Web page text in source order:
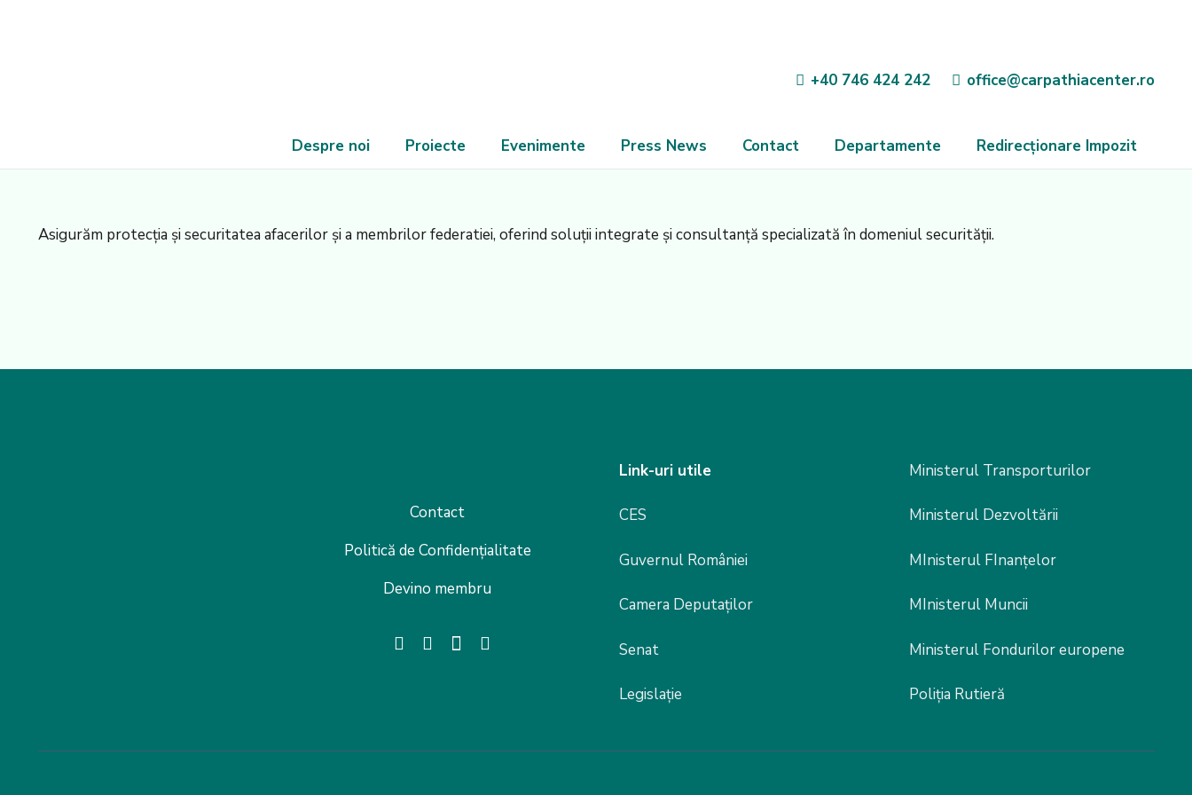
+40 746 424 242 office@carpathiacenter.ro
Despre noi Proiecte Evenimente Press News Contact Departamente Redirecționare Impozit
Asigurăm protecția și securitatea afacerilor și a membrilor federatiei, oferind soluții integrate și consultanță specializată în domeniul securității.
Contact
Politică de Confidențialitate
Devino membru
Link-uri utile
CES
Guvernul României
Camera Deputaților
Senat
Legislație
Ministerul Transporturilor
Ministerul Dezvoltării
MInisterul FInanțelor
MInisterul Muncii
Ministerul Fondurilor europene
Poliția Rutieră